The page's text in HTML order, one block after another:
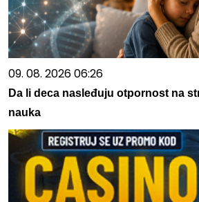
09. 08. 2026 06:26
Da li deca nasleđuju otpornost na
nauka